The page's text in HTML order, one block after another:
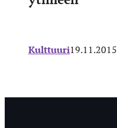
Kulttuuri19.11.2015